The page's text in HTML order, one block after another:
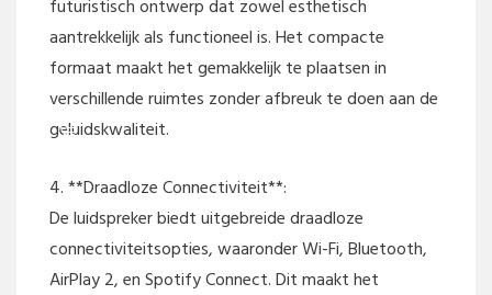
futuristisch ontwerp dat zowel esthetisch
aantrekkelijk als functioneel is. Het compacte
formaat maakt het gemakkelijk te plaatsen in
verschillende ruimtes zonder afbreuk te doen aan de
geluidskwaliteit.
4. **Draadloze Connectiviteit**:
De luidspreker biedt uitgebreide draadloze
connectiviteitsopties, waaronder Wi-Fi, Bluetooth,
AirPlay 2, en Spotify Connect. Dit maakt het